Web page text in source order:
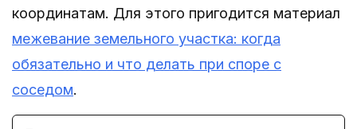
координатам. Для этого пригодится материал
межевание земельного участка: когда
обязательно и что делать при споре с
соседом.